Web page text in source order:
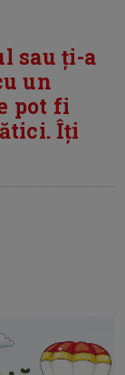
sau ți-a
un
pot fi
Îți